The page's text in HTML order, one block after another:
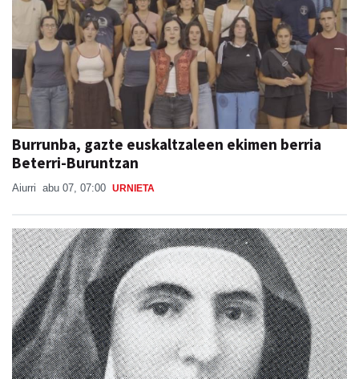
Burrunba, gazte euskaltzaleen ekimen berria
Beterri-Buruntzan
Aiurri abu 07, 07:00 URNIETA